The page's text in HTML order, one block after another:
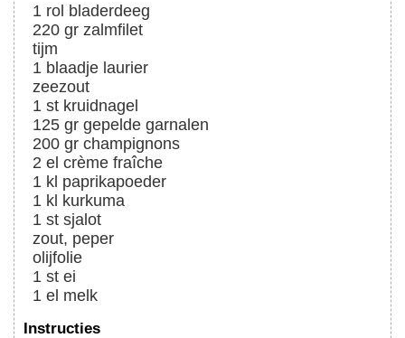
1 rol bladerdeeg
220 gr zalmfilet
tijm
1 blaadje laurier
zeezout
1 st kruidnagel
125 gr gepelde garnalen
200 gr champignons
2 el crème fraîche
1 kl paprikapoeder
1 kl kurkuma
1 st sjalot
zout, peper
olijfolie
1 st ei
1 el melk
Instructies